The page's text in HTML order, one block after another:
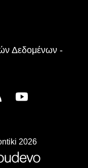
Δεδομένων -
2026